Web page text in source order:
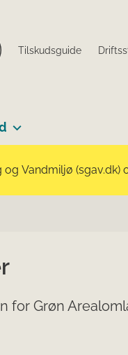
Tilskudsguide
Vandmiljø (sgav.dk)
for Grøn